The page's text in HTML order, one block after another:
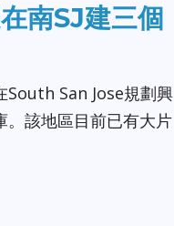
南SJ建三個
San Jose規劃興
。該地區目前已有大片